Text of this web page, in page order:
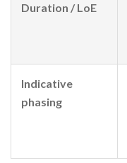
Duration / LoE
Indicative
phasing